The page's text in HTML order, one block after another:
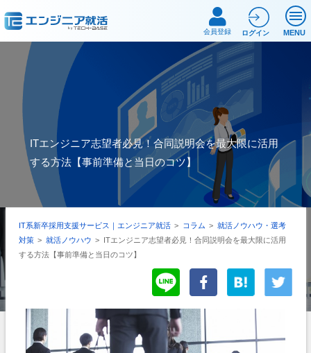
MENU
会員登録 ログイン
ITエンジニア志望者必見！合同説明会を最大限に活用
する方法【事前準備と当日のコツ】
IT系新卒採用支援サービス｜エンジニア就活 > コラム > 就活ノウハウ・選考
対策 > 就活ノウハウ > ITエンジニア志望者必見！合同説明会を最大限に活用
する方法【事前準備と当日のコツ】